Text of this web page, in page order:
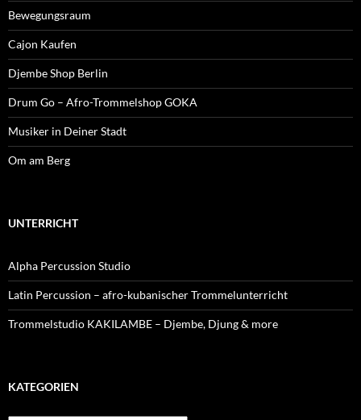
Bewegungsraum
Cajon Kaufen
Djembe Shop Berlin
Drum Go – Afro-Trommelshop GOKA
Musiker in Deiner Stadt
Om am Berg
UNTERRICHT
Alpha Percussion Studio
Latin Percussion – afro-kubanischer Trommelunterricht
Trommelstudio KAKILAMBE – Djembe, Djung & more
KATEGORIEN